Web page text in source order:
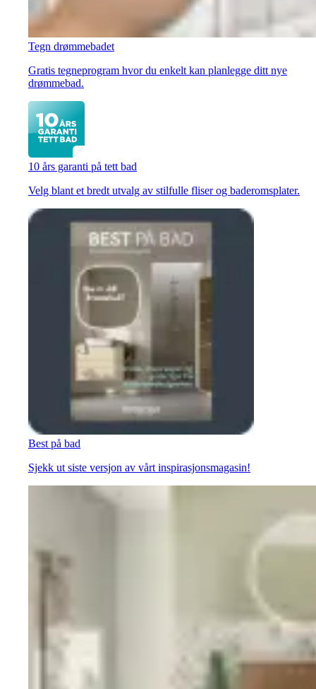
Tegn drømmebadet
Gratis tegneprogram hvor du enkelt kan planlegge ditt nye
drømmebad.
10 års garanti på tett bad
Velg blant et bredt utvalg av stilfulle fliser og baderomsplater.
Best på bad
Sjekk ut siste versjon av vårt inspirasjonsmagasin!